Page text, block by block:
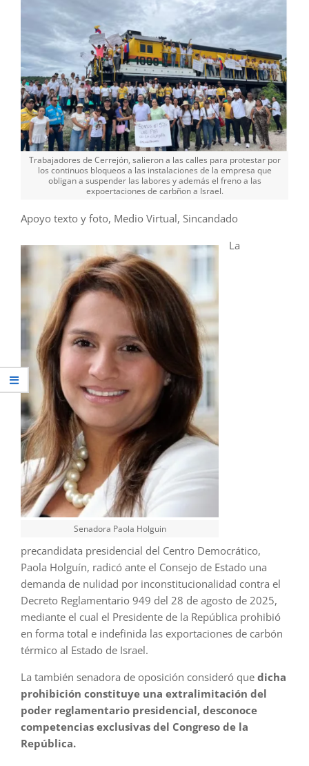
Trabajadores de Cerrejón, salieron a las calles para protestar por
los continuos bloqueos a las instalaciones de la empresa que
obligan a suspender las labores y además el freno a las
expoertaciones de carbñon a Israel.
Apoyo texto y foto, Medio Virtual, Sincandado
Senadora Paola Holguin
La
precandidata presidencial del Centro Democrático,
Paola Holguín, radicó ante el Consejo de Estado una
demanda de nulidad por inconstitucionalidad contra el
Decreto Reglamentario 949 del 28 de agosto de 2025,
mediante el cual el Presidente de la República prohibió
en forma total e indefinida las exportaciones de carbón
térmico al Estado de Israel.
La también senadora de oposición consideró que dicha
prohibición constituye una extralimitación del
poder reglamentario presidencial, desconoce
competencias exclusivas del Congreso de la
República.